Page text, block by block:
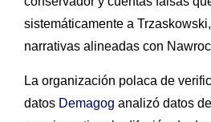
sistemáticamente a
narrativas alineadas con
La organización polaca de
datos Demagog analizó datos